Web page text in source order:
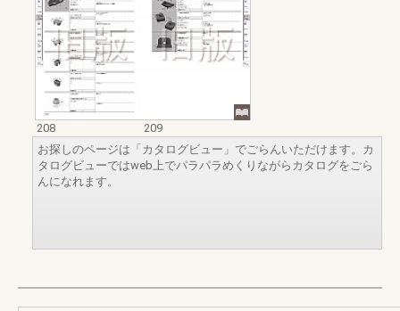
208
209
お探しのページは「カタログビュー」でごらんいただけます。カ
タログビューではweb上でパラパラめくりながらカタログをごら
んになれます。